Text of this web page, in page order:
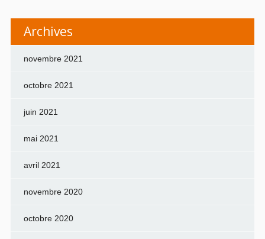
Archives
novembre 2021
octobre 2021
juin 2021
mai 2021
avril 2021
novembre 2020
octobre 2020